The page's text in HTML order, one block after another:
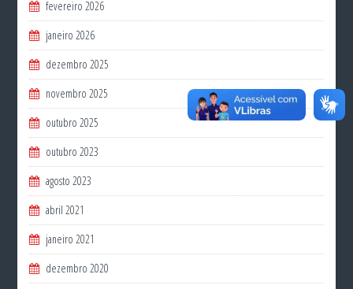
fevereiro 2026
janeiro 2026
dezembro 2025
novembro 2025
outubro 2025
outubro 2023
agosto 2023
abril 2021
janeiro 2021
dezembro 2020